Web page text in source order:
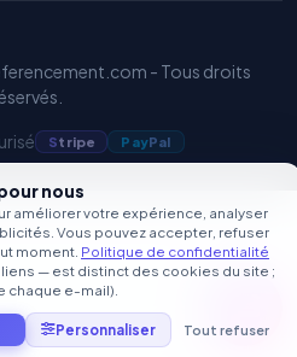
- Tous droits
Stripe PayPal
nous
améliorer votre expérience, analyser
Vous pouvez accepter, refuser
moment. Politique de confidentialité
— est distinct des cookies du site ;
chaque e-mail).
Personnaliser Tout refuser